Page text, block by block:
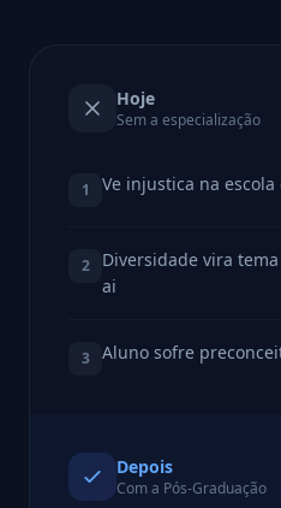
Hoje
Sem a especialização
1 Ve injustica na
2
Diversidade vira
ai
3 Aluno sofre
Depois
Com a Pós-Graduação